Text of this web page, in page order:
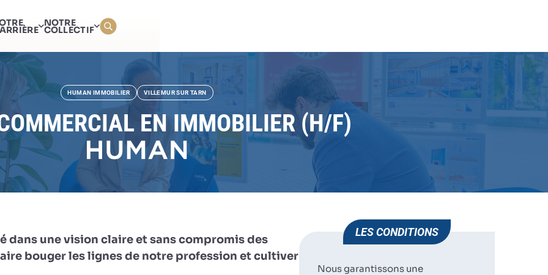
NOTRE
COLLECTIF
HUMAN IMMOBILIER VILLEMUR SUR TARN
EN IMMOBILIER (H/F)
dans une vision claire et sans compromis des
bouger les lignes de notre profession et cultiver
LES CONDITIONS
Nous garantissons une